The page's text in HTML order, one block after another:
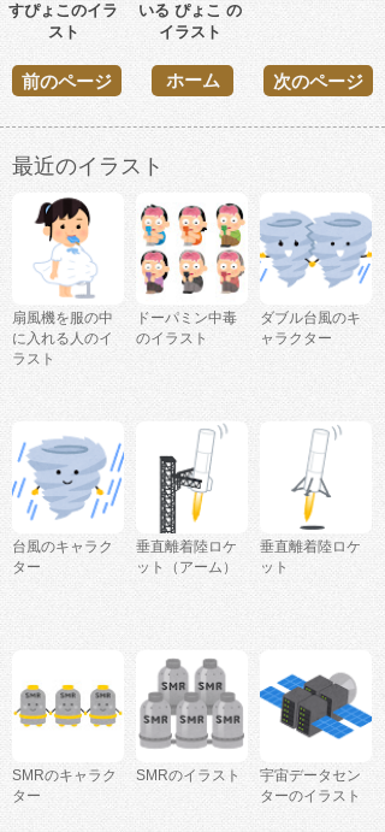
すぴょこのイラ
スト
いる ぴょこ の
イラスト
前のページ 次のページ
ホーム
最近のイラスト
扇風機を服の中
に入れる人のイ
ラスト
ドーパミン中毒
のイラスト
ダブル台風のキ
ャラクター
台風のキャラク
ター
垂直離着陸ロケ
ット（アーム）
垂直離着陸ロケ
ット
SMRのキャラク
ター
SMRのイラスト
宇宙データセン
ターのイラスト